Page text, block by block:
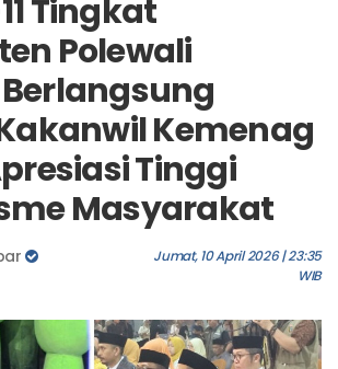
Tingkat
Polewali
Kemenag
Tinggi
Masyarakat
Jumat, 10 April 2026 | 23:35